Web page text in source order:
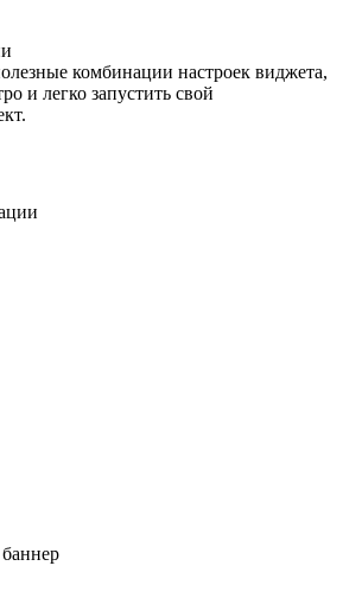
комбинации настроек виджета,
и легко запустить свой